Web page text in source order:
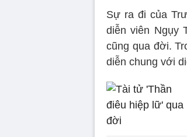
Sự ra đi của
diễn viên Ngụy
cũng qua đời.
diễn chung với